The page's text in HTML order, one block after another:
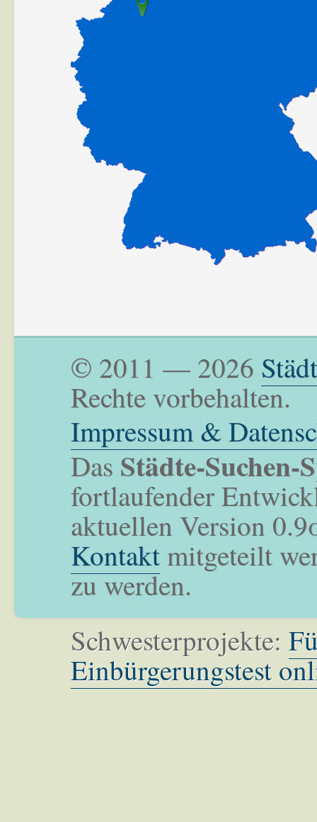
© 2011 — 2026
Rechte vorbehalten.
Impressum &
Das Städte-Suchen-
fortlaufender
aktuellen Version
Kontaktmitgeteilt
zu werden.
Schwesterprojekte:
Einbürgerungstest